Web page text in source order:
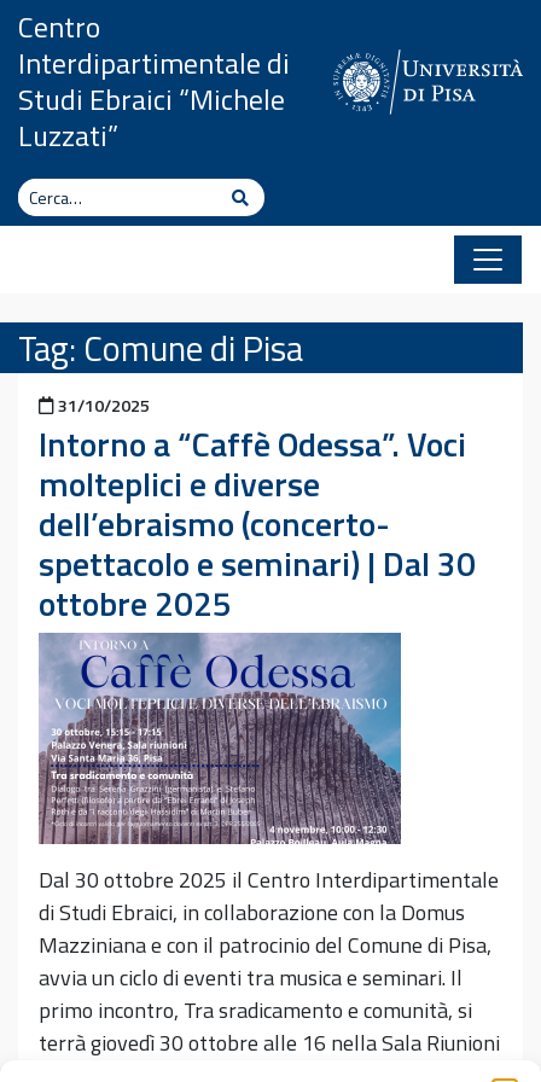
Vai al contenuto
Centro
Interdipartimentale di
Studi Ebraici “Michele
Luzzati”
Cerca Cerca
Tag: Comune di Pisa
Pubblicato il
31/10/2025
Intorno a “Caffè Odessa”. Voci
molteplici e diverse
dell’ebraismo (concerto-
spettacolo e seminari) | Dal 30
ottobre 2025
Dal 30 ottobre 2025 il Centro Interdipartimentale
di Studi Ebraici, in collaborazione con la Domus
Mazziniana e con il patrocinio del Comune di Pisa,
avvia un ciclo di eventi tra musica e seminari. Il
primo incontro, Tra sradicamento e comunità, si
terrà giovedì 30 ottobre alle 16 nella Sala Riunioni